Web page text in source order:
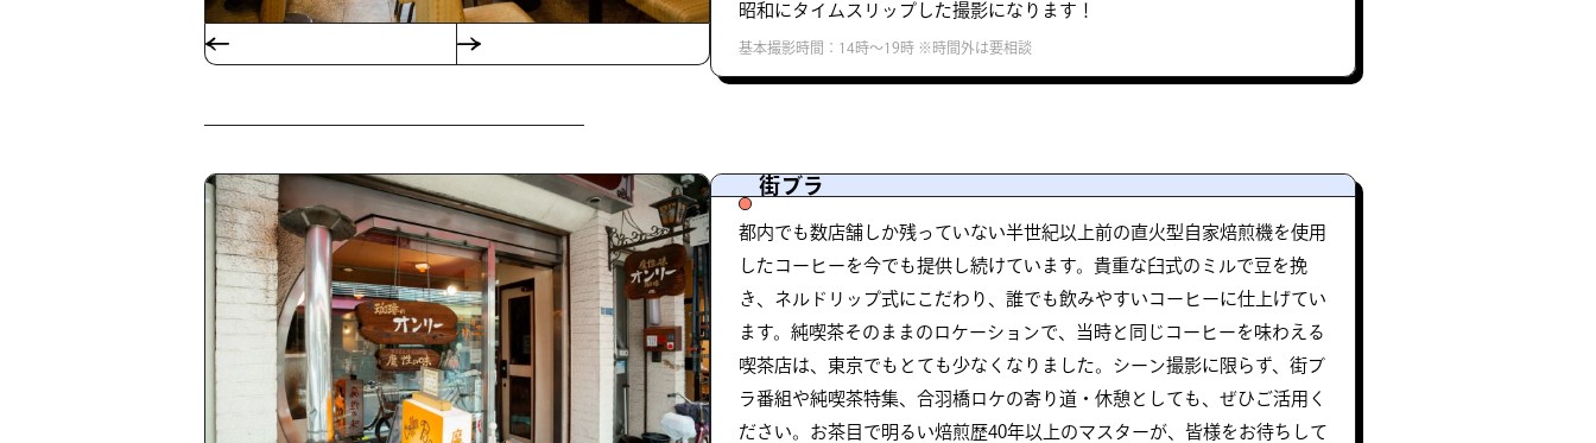
昭和にタイムスリップした撮影になります！
基本撮影時間：14時〜19時 ※時間外は要相談
街ブラ
都内でも数店舗しか残っていない半世紀以上前の直火型自家焙煎機を使用
したコーヒーを今でも提供し続けています。貴重な臼式のミルで豆を挽
き、ネルドリップ式にこだわり、誰でも飲みやすいコーヒーに仕上げてい
ます。純喫茶そのままのロケーションで、当時と同じコーヒーを味わえる
喫茶店は、東京でもとても少なくなりました。シーン撮影に限らず、街ブ
ラ番組や純喫茶特集、合羽橋ロケの寄り道・休憩としても、ぜひご活用く
ださい。お茶目で明るい焙煎歴40年以上のマスターが、皆様をお待ちして